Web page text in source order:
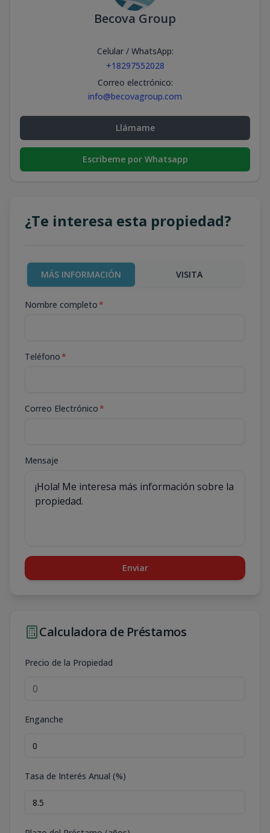
Becova Group
Celular / WhatsApp:
+18297552028
Correo electrónico:
info@becovagroup.com
Llámame
Escribeme por Whatsapp
¿Te interesa esta propiedad?
MÁS INFORMACIÓN VISITA
Nombre completo*
Teléfono*
Correo Electrónico*
Mensaje
Enviar
Calculadora de Préstamos
Precio de la Propiedad
Enganche
Tasa de Interés Anual (%)